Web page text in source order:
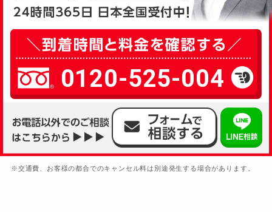
0120-525-004
※交通費、お客様の都合でのキャンセル料は別途発生する場合があります。